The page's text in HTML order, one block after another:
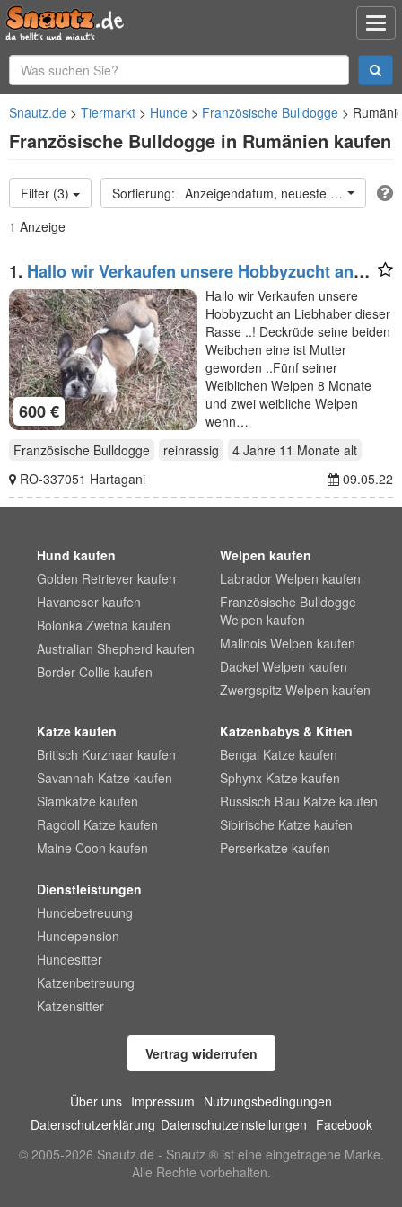
Snautz.de Tiermarkt Hunde Französische Bulldogge
Französische Bulldogge in Rumänien kaufen
Filter (3)
Anzeigendatum, neueste oben
1 Anzeige
1. Hallo wir Verkaufen unsere Hobbyzucht an
Liebhaber
600 €
Hallo wir Verkaufen unsere
Hobbyzucht an Liebhaber dieser
Rasse ..! Deckrüde seine beiden
Weibchen eine ist Mutter
geworden ..Fünf seiner
Weiblichen Welpen 8 Monate
und zwei weibliche Welpen
wenn…
Französische Bulldogge
reinrassig 4 Jahre 11 Monate alt
RO-337051 Hartagani
09.05.22
Hund kaufen
Golden Retriever kaufen
Havaneser kaufen
Bolonka Zwetna kaufen
Australian Shepherd kaufen
Border Collie kaufen
Welpen kaufen
Labrador Welpen kaufen
Französische Bulldogge
Welpen kaufen
Malinois Welpen kaufen
Dackel Welpen kaufen
Zwergspitz Welpen kaufen
Katze kaufen
Britisch Kurzhaar kaufen
Savannah Katze kaufen
Siamkatze kaufen
Ragdoll Katze kaufen
Maine Coon kaufen
Katzenbabys & Kitten
Bengal Katze kaufen
Sphynx Katze kaufen
Russisch Blau Katze kaufen
Sibirische Katze kaufen
Perserkatze kaufen
Dienstleistungen
Hundebetreuung
Hundepension
Hundesitter
Katzenbetreuung
Katzensitter
Vertrag widerrufen
Über uns Impressum Nutzungsbedingungen
Datenschutzerklärung Datenschutzeinstellungen Facebook
© 2005-2026 Snautz.de - Snautz ® ist eine eingetragene Marke.
Alle Rechte vorbehalten.